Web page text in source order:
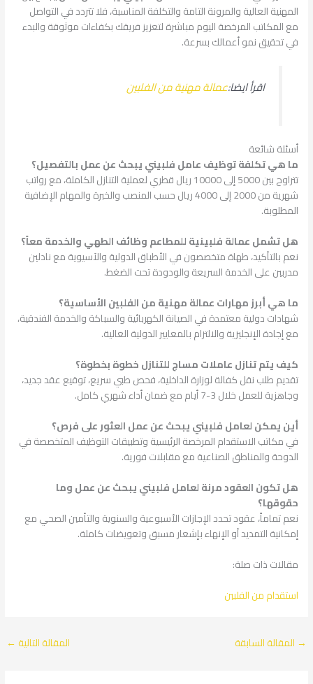
المهنية العالية والمرونة التامة والتكلفة المناسبة، فلا تتردد في التواصل
مع المكاتب المرخصة اليوم مباشرة لتعزيز فريقك بكفاءات موثوقة والبدء
في تحقيق نمو أعمالك بسرعة.
اقرأ ايضا:عمالة مهنية من الفلبين
أسئلة شائعة
ما هي تكلفة توظيف عامل فلبيني يبحث عن عمل بالتفصيل؟
تتراوح بين 5000 إلى 10000 ريال قطري لعملية التنازل الكاملة، مع رواتب
شهرية من 2000 إلى 4000 ريال حسب المنصب والخبرة والمهام الإضافية
المطلوبة.
هل تشمل عمالة فلبينية للمطاعم وظائف الطهي والخدمة معاً؟
نعم بالتأكيد، طهاة متخصصون في الأطباق الدولية والآسيوية مع نادلين
مدربين على الخدمة السريعة والودودة تحت الضغط.
ما هي أبرز مهارات عمالة مهنية من الفلبين الأساسية؟
شهادات دولية معتمدة في الصيانة الكهربائية والسباكة والخدمة الفندقية،
مع إجادة الإنجليزية والالتزام بالمعايير الدولية العالية.
كيف يتم تنازل عاملات مساج للتنازل خطوة بخطوة؟
تقديم طلب نقل كفالة لوزارة الداخلية، فحص طبي سريع، توقيع عقد جديد،
وجاهزية للعمل خلال 3-7 أيام مع ضمان أداء شهري كامل.
أين يمكن لعامل فلبيني يبحث عن عمل العثور على فرص؟
في مكاتب الاستقدام المرخصة الرئيسية وتطبيقات التوظيف المتخصصة في
الدوحة والمناطق الصناعية مع مقابلات فورية.
هل تكون العقود مرنة لعامل فلبيني يبحث عن عمل وما
حقوقها؟
نعم تماماً، عقود تحدد الإجازات الأسبوعية والسنوية والتأمين الصحي مع
إمكانية التمديد أو الإنهاء بإشعار مسبق وتعويضات كاملة.
مقالات ذات صلة:
استقدام من الفلبين
→المقالة السابقة المقالة التالية←